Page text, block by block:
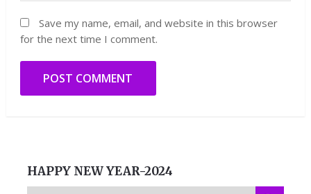
Save my name, email, and website in this browser
for the next time I comment.
HAPPY NEW YEAR-2024